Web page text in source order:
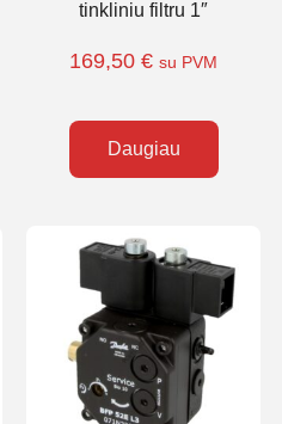
tinkliniu filtru 1″
169,50 € su PVM
Daugiau